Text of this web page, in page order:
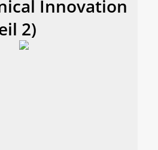
Innovation
2)